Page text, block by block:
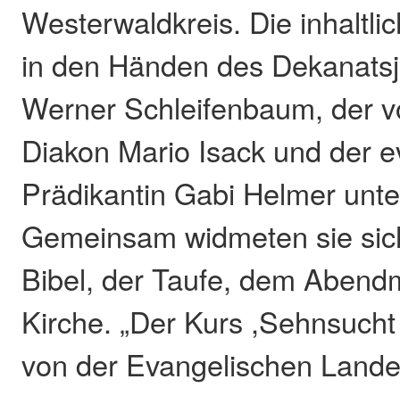
Westerwaldkreis. Die
in den Händen des
Werner Schleifenbaum, der
Diakon Mario Isack und der
Prädikantin Gabi Helmer
Gemeinsam widmeten sie
Bibel, der Taufe, dem
Kirche. „Der Kurs
von der Evangelischen